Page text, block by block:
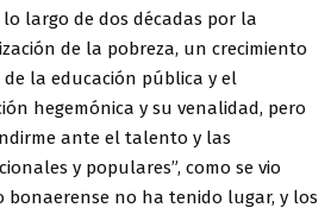
largo de dos décadas por la
de la pobreza, un crecimiento
la educación pública y el
hegemónica y su venalidad, pero
ante el talento y las
y populares”, como se vio
bonaerense no ha tenido lugar, y los